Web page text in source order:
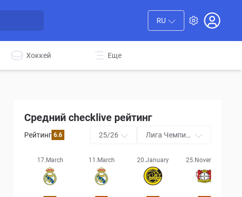
RU
Хоккей Еще
Средний checklive рейтинг
Рейтинг 6.6 25/26
Лига Чемпио
17.March 11.March 20.January 25.November